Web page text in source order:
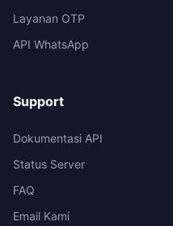
Layanan OTP
API WhatsApp
Support
Dokumentasi API
Status Server
FAQ
Email Kami